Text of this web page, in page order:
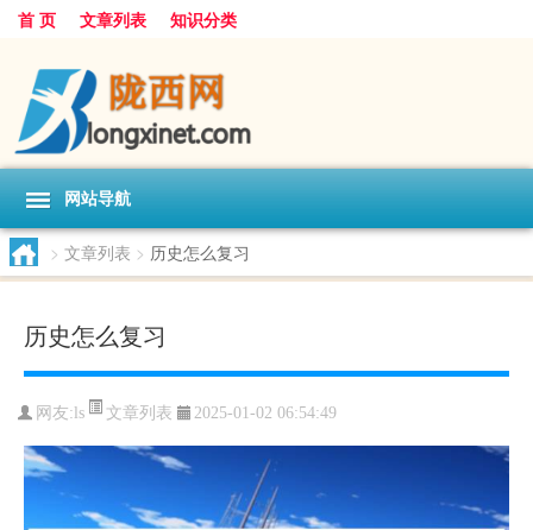
首 页 文章列表 知识分类
网站导航
> 文章列表 > 历史怎么复习
历史怎么复习
网友: ls 文章列表 2025-01-02 06:54:49